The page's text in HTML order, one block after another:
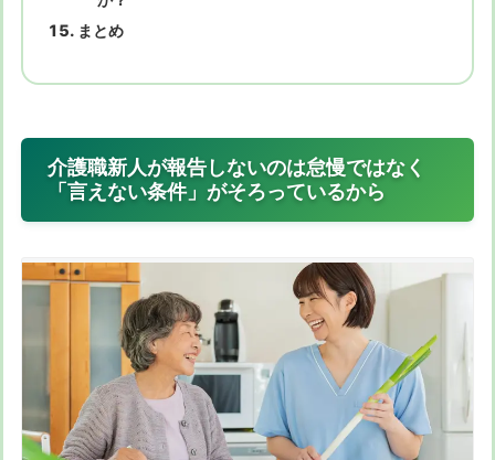
まとめ
介護職新人が報告しないのは怠慢ではなく
「言えない条件」がそろっているから